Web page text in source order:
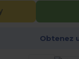
Obtenez